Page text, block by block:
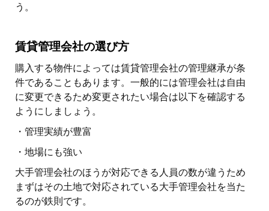
う。
賃貸管理会社の選び方
購入する物件によっては賃貸管理会社の管理継承が条
件であることもあります。一般的には管理会社は自由
に変更できるため変更されたい場合は以下を確認する
ようにしましょう。
・管理実績が豊富
・地場にも強い
大手管理会社のほうが対応できる人員の数が違うため
まずはその土地で対応されている大手管理会社を当た
るのが鉄則です。